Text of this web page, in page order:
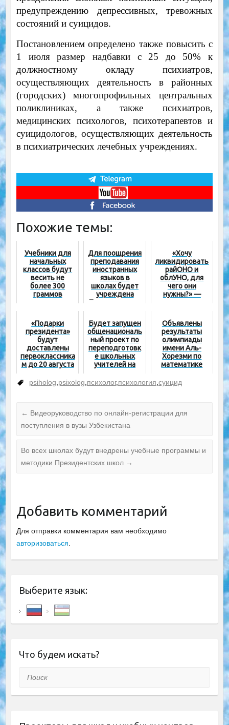
предупреждению депрессивных, тревожных
состояний и суицидов.
Постановлением определено также повысить с
1 июля размер надбавки с 25 до 50% к
должностному окладу психиатров,
осуществляющих деятельность в районных
(городских) многопрофильных центральных
поликлиниках, а также психиатров,
медицинских психологов, психотерапевтов и
суицидологов, осуществляющих деятельность
в психиатрических лечебных учреждениях.
Похожие темы:
Учебники для
начальных
классов будут
весить не
более 300
граммов
Для поощрения
преподавания
иностранных
языков в
школах будет
учреждена
Президентская
награда – 500
миллионов
сумов
«Хочу
ликвидировать
райОНО и
облУНО, для
чего они
нужны?» —
«Подарки
президента»
будут
доставлены
первоклассника
м до 20 августа
Будет запущен
общенациональ
ный проект по
переподготовк
е школьных
учителей на
методик
Объявлены
результаты
олимпиады
имени Аль-
Хорезми по
математике
7-х классов
psiholog psixolog психолог,психология суицид
← Видеоруководство по онлайн-регистрации для
поступления в вузы Узбекистана
Во всех школах будут внедрены учебные программы и
методики Президентских школ →
Добавить комментарий
Для отправки комментария вам необходимо
авторизоваться
Выберите язык:
Что будем искать?
Поиск